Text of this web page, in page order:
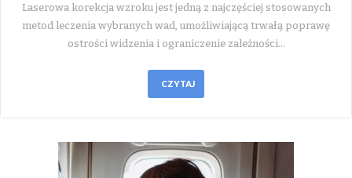
Laserowa korekcja wzroku jest jedną z najczęściej stosowanych
metod leczenia wybranych wad, umożliwiającą trwałą poprawę
ostrości widzenia i ograniczenie zależności…
CZYTAJ